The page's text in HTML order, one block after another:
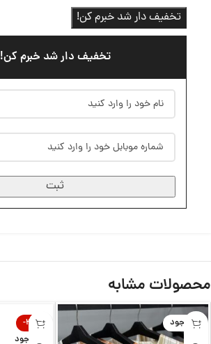
تخفیف دار شد خبرم کن!
تخفیف دار شد خبرم کن!
ثبت
محصولات مشابه
ناموجود
-32%
ناموجود